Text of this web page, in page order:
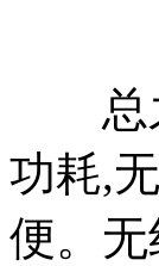
总之
功耗,
便。